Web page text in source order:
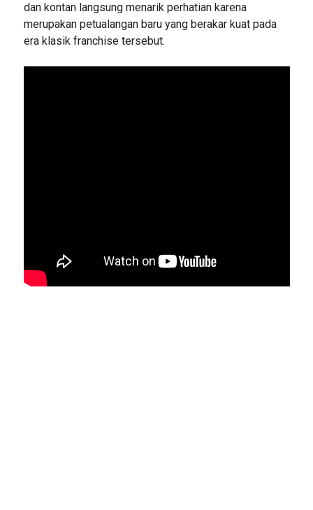
dan kontan langsung menarik perhatian karena
merupakan petualangan baru yang berakar kuat pada
era klasik franchise tersebut.